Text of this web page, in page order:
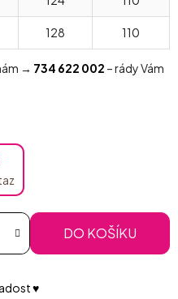
128 110
→ 734 622 002 – rády Vám
DO KOŠÍKU
♥️